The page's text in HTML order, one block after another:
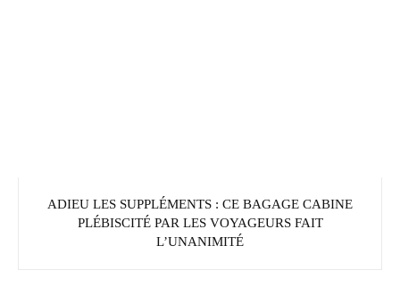
ADIEU LES SUPPLÉMENTS : CE BAGAGE CABINE
PLÉBISCITÉ PAR LES VOYAGEURS FAIT
L’UNANIMITÉ